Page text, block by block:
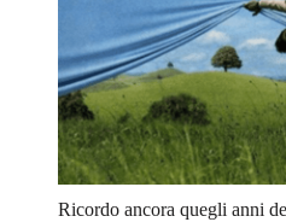
Ricordo ancora quegli anni